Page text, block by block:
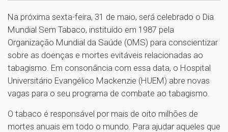
Na próxima sexta-feira, 31 de maio, será celebrado o Dia
Mundial Sem Tabaco, instituído em 1987 pela
Organização Mundial da Saúde (OMS) para conscientizar
sobre as doenças e mortes evitáveis relacionadas ao
tabagismo. Em consonância com essa data, o Hospital
Universitário Evangélico Mackenzie (HUEM) abre novas
vagas para o seu programa de combate ao tabagismo.
O tabaco é responsável por mais de oito milhões de
mortes anuais em todo o mundo. Para ajudar aqueles que